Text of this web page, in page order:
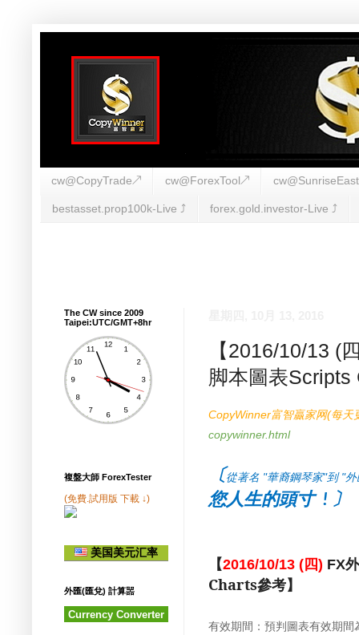
cw@CopyTrade↗ cw@ForexTool↗
bestasset.prop100k-Live ⤴︎ forex.gold.investor-Live ⤴︎
【2016/10/13 (
脚本圖表Scripts
CopyWinner富智贏家网(每天
copywinner.html
〔從著名 "華裔鋼琴家"到 "
您人生的頭寸! 〕
【2016/10/13 (四) FX
Charts參考】
有效期間： 預判圖表有效期間
The CW since 2009
Taipei:UTC/GMT+8hr
複盤大師 ForexTester
(免費.試用版 下載 ↓)
美国美元汇率
外匯(匯兌) 計算噐
Currency Converter